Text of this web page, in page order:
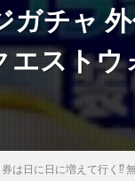
ガチャ
エストウ
は日に日に増えて行く⁉︎